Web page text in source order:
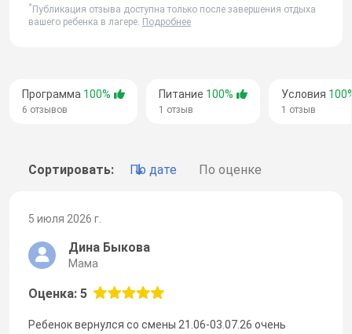
Программа 100%
6 отзывов
Питание 100%
1 отзыв
Условия
1 отзыв
Сортировать: По дате По оценке
5 июля 2026 г.
Дина Быкова
Мама
Оценка: 5
Ребенок вернулся со смены 21.06-03.07.26 очень
* Публикация отзыва доступна только после завершения отдыха
вашего ребенка в лагере. Подробнее